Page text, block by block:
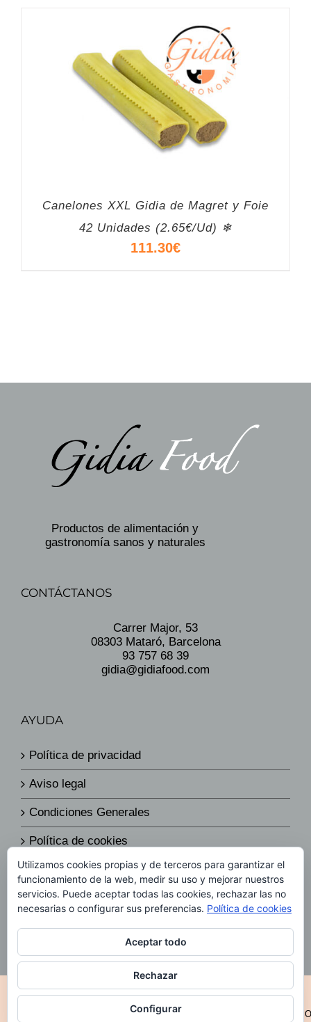
Canelones XXL Gidia de Magret y Foie
42 Unidades (2.65€/Ud) ❄
111.30€
Productos de alimentación y
gastronomía sanos y naturales
CONTÁCTANOS
Carrer Major, 53
08303 Mataró, Barcelona
93 757 68 39
gidia@gidiafood.com
AYUDA
Política de privacidad
Aviso legal
Condiciones Generales
Política de cookies
Política de envíos y devoluciones
Política de precios
© Copyright 2019 -2026 Todos los derechos reservados|Diseño
Web por
CONTACTO | GIDIA@GIDIAFOOD.COM
AVISO
Utilizamos cookies propias y de terceros para garantizar el
funcionamiento de la web, medir su uso y mejorar nuestros
servicios. Puede aceptar todas las cookies, rechazar las no
necesarias o configurar sus preferencias. Política de cookies
Aceptar todo
Rechazar
Configurar